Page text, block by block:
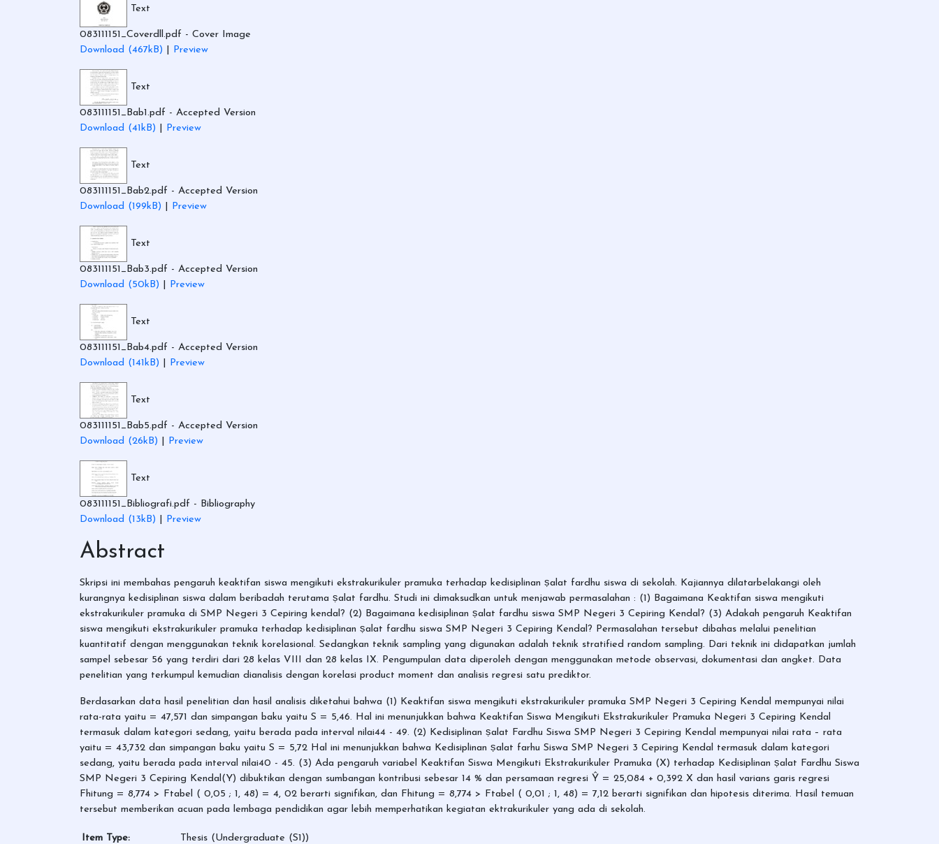
Text
083111151_Coverdll.pdf - Cover Image
Download (467kB)
Preview
Text
083111151_Bab1.pdf - Accepted Version
Download (41kB)
Preview
Text
083111151_Bab2.pdf - Accepted Version
Download (199kB)
Preview
Text
083111151_Bab3.pdf - Accepted Version
Download (50kB)
Preview
Text
083111151_Bab4.pdf - Accepted Version
Download (141kB)
Preview
Text
083111151_Bab5.pdf - Accepted Version
Download (26kB)
Preview
Text
083111151_Bibliografi.pdf - Bibliography
Download (13kB)
Preview
Abstract
Skripsi ini membahas pengaruh keaktifan siswa mengikuti ekstrakurikuler pramuka terhadap kedisiplinan ṣalat fardhu siswa di sekolah. Kajiannya dilatarbelakangi oleh
kurangnya kedisiplinan siswa dalam beribadah terutama ṣalat fardhu. Studi ini dimaksudkan untuk menjawab permasalahan : (1) Bagaimana Keaktifan siswa mengikuti
ekstrakurikuler pramuka di SMP Negeri 3 Cepiring kendal? (2) Bagaimana kedisiplinan ṣalat fardhu siswa SMP Negeri 3 Cepiring Kendal? (3) Adakah pengaruh Keaktifan
siswa mengikuti ekstrakurikuler pramuka terhadap kedisiplinan ṣalat fardhu siswa SMP Negeri 3 Cepiring Kendal? Permasalahan tersebut dibahas melalui penelitian
kuantitatif dengan menggunakan teknik korelasional. Sedangkan teknik sampling yang digunakan adalah teknik stratified random sampling. Dari teknik ini didapatkan jumlah
sampel sebesar 56 yang terdiri dari 28 kelas VIII dan 28 kelas IX. Pengumpulan data diperoleh dengan menggunakan metode observasi, dokumentasi dan angket. Data
penelitian yang terkumpul kemudian dianalisis dengan korelasi product moment dan analisis regresi satu prediktor.
Berdasarkan data hasil penelitian dan hasil analisis diketahui bahwa (1) Keaktifan siswa mengikuti ekstrakurikuler pramuka SMP Negeri 3 Cepiring Kendal mempunyai nilai
rata-rata yaitu = 47,571 dan simpangan baku yaitu S = 5,46. Hal ini menunjukkan bahwa Keaktifan Siswa Mengikuti Ekstrakurikuler Pramuka Negeri 3 Cepiring Kendal
termasuk dalam kategori sedang, yaitu berada pada interval nilai44 - 49. (2) Kedisiplinan ṣalat Fardhu Siswa SMP Negeri 3 Cepiring Kendal mempunyai nilai rata – rata
yaitu = 43,732 dan simpangan baku yaitu S = 5,72 Hal ini menunjukkan bahwa Kedisiplinan ṣalat farhu Siswa SMP Negeri 3 Cepiring Kendal termasuk dalam kategori
sedang, yaitu berada pada interval nilai40 - 45. (3) Ada pengaruh variabel Keaktifan Siswa Mengikuti Ekstrakurikuler Pramuka (X) terhadap Kedisiplinan ṣalat Fardhu Siswa
SMP Negeri 3 Cepiring Kendal(Y) dibuktikan dengan sumbangan kontribusi sebesar 14 % dan persamaan regresi Ŷ = 25,084 + 0,392 X dan hasil varians garis regresi
Fhitung = 8,774 > Ftabel ( 0,05 ; 1, 48) = 4, 02 berarti signifikan, dan Fhitung = 8,774 > Ftabel ( 0,01 ; 1, 48) = 7,12 berarti signifikan dan hipotesis diterima. Hasil temuan
tersebut memberikan acuan pada lembaga pendidikan agar lebih memperhatikan kegiatan ektrakurikuler yang ada di sekolah.
Item Type:
Thesis (Undergraduate (S1))